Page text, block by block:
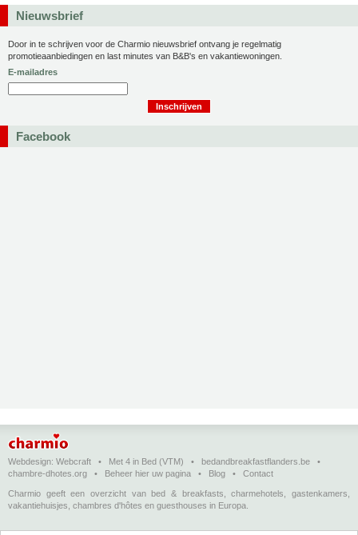
Nieuwsbrief
Door in te schrijven voor de Charmio nieuwsbrief ontvang je regelmatig
promotieaanbiedingen en last minutes van B&B's en vakantiewoningen.
E-mailadres
Facebook
Webdesign: Webcraft • Met 4 in Bed (VTM) • bedandbreakfastflanders.be •
chambre-dhotes.org • Beheer hier uw pagina • Blog • Contact
Charmio geeft een overzicht van bed & breakfasts, charmehotels, gastenkamers,
vakantiehuisjes, chambres d'hôtes en guesthouses in Europa.